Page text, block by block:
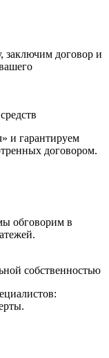
заключим договор и
и гарантируем
договором.
обговорим в
собственностью